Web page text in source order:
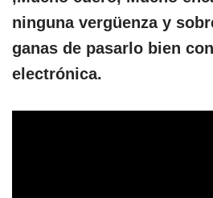
ninguna vergüenza y
ganas de pasarlo bien
electrónica.